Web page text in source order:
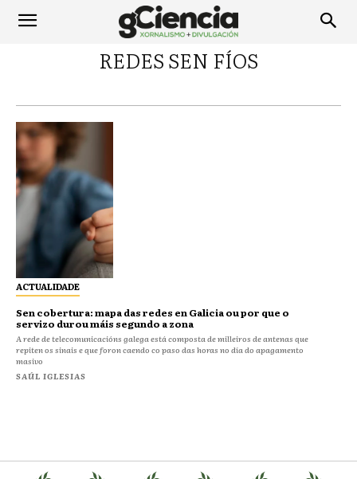
REDES SEN FÍOS
ACTUALIDADE
Sen cobertura: mapa das redes en Galicia ou por que o
servizo durou máis segundo a zona
A rede de telecomunicacións galega está composta de milleiros de antenas que
repiten os sinais e que foron caendo co paso das horas no día do apagamento
masivo
SAÚL IGLESIAS